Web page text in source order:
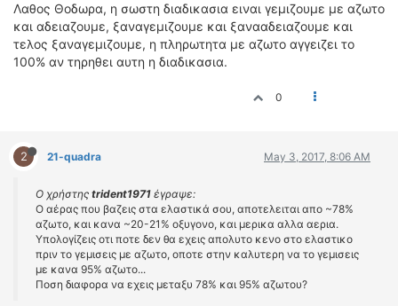
Λαθος Θοδωρα, η σωστη διαδικασια ειναι γεμιζουμε με αζωτο
και αδειαζουμε, ξαναγεμιζουμε και ξανααδειαζουμε και
τελος ξαναγεμιζουμε, η πληρωτητα με αζωτο αγγειζει το
100% αν τηρηθει αυτη η διαδικασια.
0
2 21-quadra May 3, 2017, 8:06 AM
Ο χρήστης trident1971 έγραψε:
Ο αέρας που βαζεις στα ελαστικά σου, αποτελειται απο ~78%
αζωτο, και κανα ~20-21% οξυγονο, και μερικα αλλα αερια.
Υπολογίζεις οτι ποτε δεν θα εχεις απολυτο κενο στο ελαστικο
πριν το γεμισεις με αζωτο, οποτε στην καλυτερη να το γεμισεις
με κανα 95% αζωτο...
Ποση διαφορα να εχεις μεταξυ 78% και 95% αζωτου?